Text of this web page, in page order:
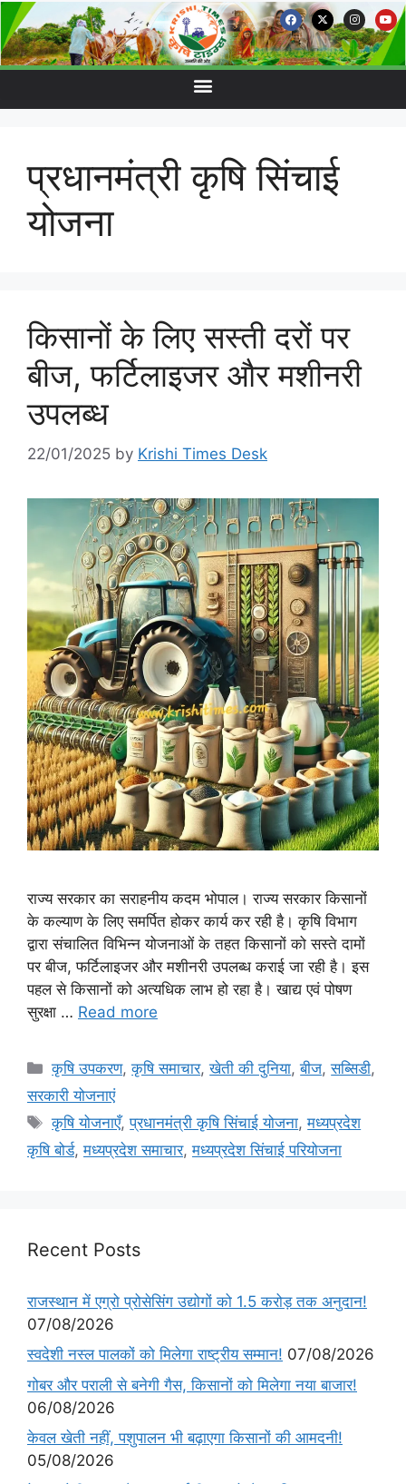
प्रधानमंत्री कृषि सिंचाई
योजना
किसानों के लिए सस्ती दरों पर
बीज, फर्टिलाइजर और मशीनरी
उपलब्ध
22/01/2025 by Krishi Times Desk
राज्य सरकार का सराहनीय कदम भोपाल। राज्य सरकार किसानों
के कल्याण के लिए समर्पित होकर कार्य कर रही है। कृषि विभाग
द्वारा संचालित विभिन्न योजनाओं के तहत किसानों को सस्ते दामों
पर बीज, फर्टिलाइजर और मशीनरी उपलब्ध कराई जा रही है। इस
पहल से किसानों को अत्यधिक लाभ हो रहा है। खाद्य एवं पोषण
सुरक्षा … Read more
कृषि उपकरण,कृषि समाचार,खेती की दुनिया,बीज,सब्सिडी,
सरकारी योजनाएं
कृषि योजनाएँ,प्रधानमंत्री कृषि सिंचाई योजना,मध्यप्रदेश
कृषि बोर्ड,मध्यप्रदेश समाचार,मध्यप्रदेश सिंचाई परियोजना
Recent Posts
राजस्थान में एग्रो प्रोसेसिंग उद्योगों को 1.5 करोड़ तक अनुदान!
07/08/2026
स्वदेशी नस्ल पालकों को मिलेगा राष्ट्रीय सम्मान! 07/08/2026
गोबर और पराली से बनेगी गैस, किसानों को मिलेगा नया बाजार!
06/08/2026
केवल खेती नहीं, पशुपालन भी बढ़ाएगा किसानों की आमदनी!
05/08/2026